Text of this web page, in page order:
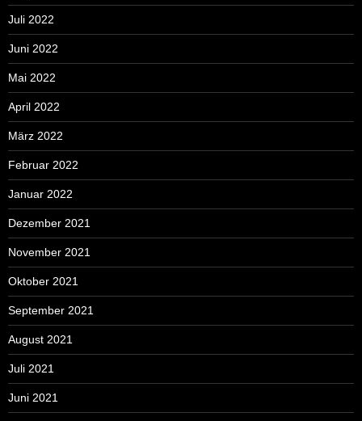
Juli 2022
Juni 2022
Mai 2022
April 2022
März 2022
Februar 2022
Januar 2022
Dezember 2021
November 2021
Oktober 2021
September 2021
August 2021
Juli 2021
Juni 2021